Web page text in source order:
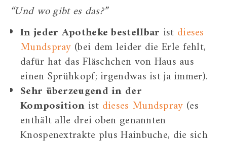
“Und wo gibt es das?”
In jeder Apotheke bestellbar ist dieses
Mundspray (bei dem leider die Erle fehlt,
dafür hat das Fläschchen von Haus aus
einen Sprühkopf; irgendwas ist ja immer).
Sehr überzeugend in der
Komposition ist dieses Mundspray (es
enthält alle drei oben genannten
Knospenextrakte plus Hainbuche, die sich